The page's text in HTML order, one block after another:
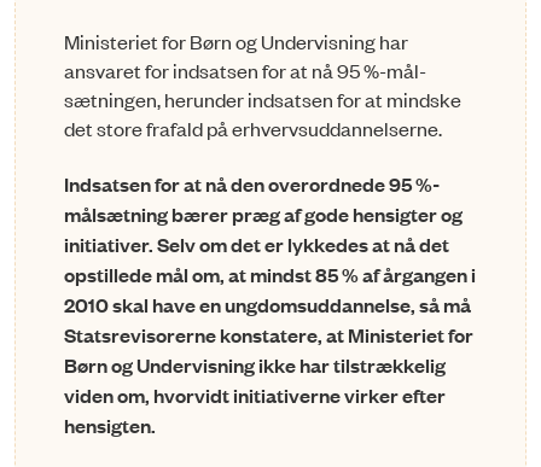
Ministeriet for Børn og Undervisning har
ansvaret for indsatsen for at nå 95 %-mål­
sætningen, herunder indsatsen for at mindske
det store frafald på erhvervsuddannelserne.
Indsatsen for at nå den overordnede 95 %-
målsætning bærer præg af gode hen­sigter og
initiativer. Selv om det er lykkedes at nå det
opstillede mål om, at mindst 85 % af årgangen i
2010 skal have en ungdomsuddannelse, så må
Statsrevisorerne konstatere, at Ministeriet for
Børn og Undervisning ikke har tilstræk­kelig
viden om, hvorvidt initiativerne virker efter
hensigten.